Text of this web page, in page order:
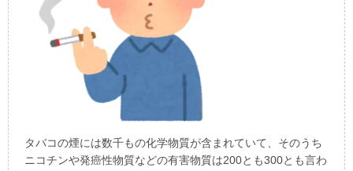
タバコの煙には数千もの化学物質が含まれていて、そのうち
ニコチンや発癌性物質などの有害物質は200とも300とも言わ